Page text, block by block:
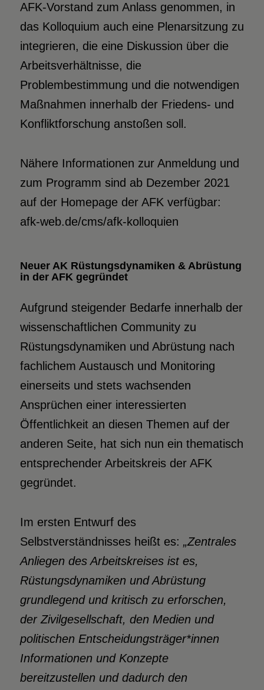
AFK-Vorstand zum Anlass genommen, in
das Kolloquium auch eine Plenarsitzung zu
integrieren, die eine Diskussion über die
Arbeitsverhältnisse, die
Problembestimmung und die notwendigen
Maßnahmen innerhalb der Friedens- und
Konfliktforschung anstoßen soll.
Nähere Informationen zur Anmeldung und
zum Programm sind ab Dezember 2021
auf der Homepage der AFK verfügbar:
afk-web.de/cms/afk-kolloquien
Neuer AK Rüstungsdynamiken & Abrüstung
in der AFK gegründet
Aufgrund steigender Bedarfe innerhalb der
wissenschaftlichen Community zu
Rüstungsdynamiken und Abrüstung nach
fachlichem Austausch und Monitoring
einerseits und stets wachsenden
Ansprüchen einer interessierten
Öffentlichkeit an diesen Themen auf der
anderen Seite, hat sich nun ein thematisch
entsprechender Arbeitskreis der AFK
gegründet.
Im ersten Entwurf des
Selbstverständnisses heißt es: „Zentrales
Anliegen des Arbeitskreises ist es,
Rüstungsdynamiken und Abrüstung
grundlegend und kritisch zu erforschen,
der Zivilgesellschaft, den Medien und
politischen Entscheidungsträger*innen
Informationen und Konzepte
bereitzustellen und dadurch den